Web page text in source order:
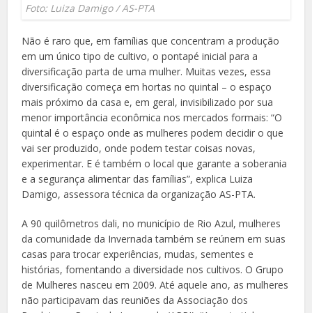
Foto: Luiza Damigo / AS-PTA
Não é raro que, em famílias que concentram a produção
em um único tipo de cultivo, o pontapé inicial para a
diversificação parta de uma mulher. Muitas vezes, essa
diversificação começa em hortas no quintal – o espaço
mais próximo da casa e, em geral, invisibilizado por sua
menor importância econômica nos mercados formais: “O
quintal é o espaço onde as mulheres podem decidir o que
vai ser produzido, onde podem testar coisas novas,
experimentar. E é também o local que garante a soberania
e a segurança alimentar das famílias”, explica Luiza
Damigo, assessora técnica da organização AS-PTA.
A 90 quilômetros dali, no município de Rio Azul, mulheres
da comunidade da Invernada também se reúnem em suas
casas para trocar experiências, mudas, sementes e
histórias, fomentando a diversidade nos cultivos. O Grupo
de Mulheres nasceu em 2009. Até aquele ano, as mulheres
não participavam das reuniões da Associação dos